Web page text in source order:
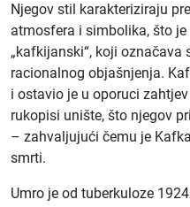
Njegov stil karakteriziraju
atmosfera i simbolika, što
„kafkijanski“, koji označava
racionalnog objašnjenja.
i ostavio je u oporuci
rukopisi unište, što njegov
– zahvaljujući čemu je
smrti.
Umro je od tuberkuloze